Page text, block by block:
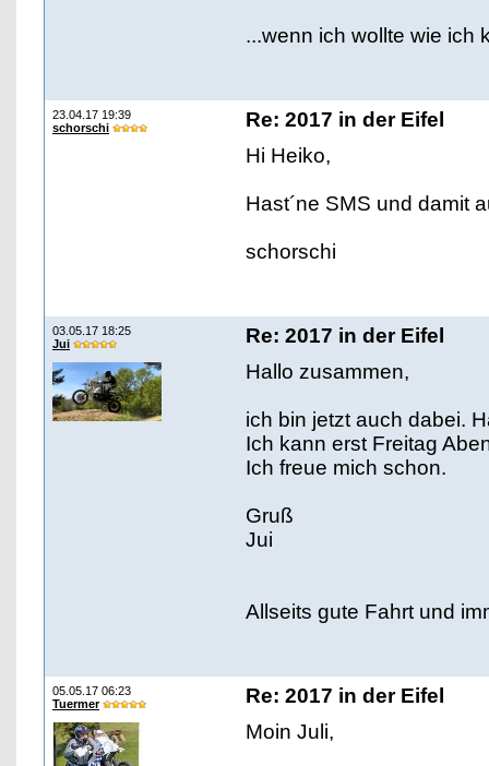
...wenn ich wollte wie ich
23.04.17 19:39
schorschi
Re: 2017 in der Eifel
Hi Heiko,
Hast´ne SMS und damit
schorschi
03.05.17 18:25
Jui
Re: 2017 in der Eifel
Hallo zusammen,
ich bin jetzt auch dabei.
Ich kann erst Freitag
Ich freue mich schon.
Gruß
Jui
Allseits gute Fahrt und
05.05.17 06:23
Tuermer
Re: 2017 in der Eifel
Moin Juli,